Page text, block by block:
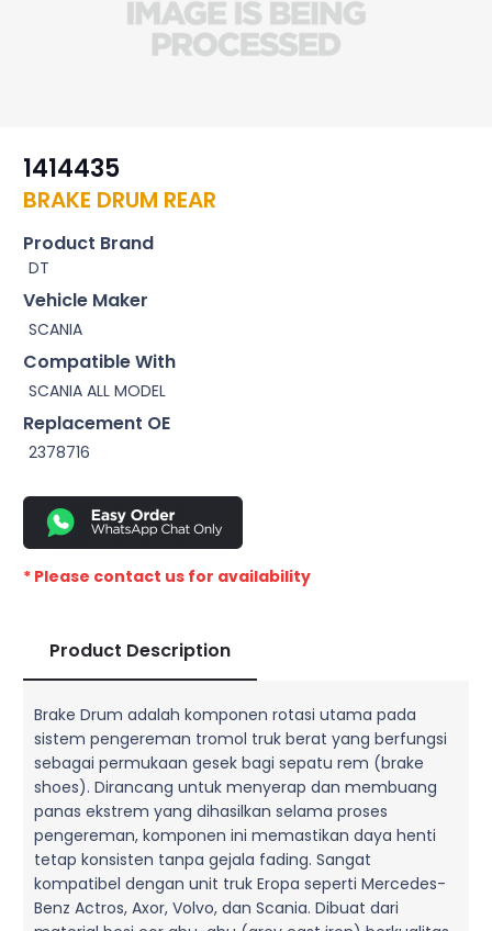
1414435
BRAKE DRUM REAR
Product Brand
DT
Vehicle Maker
SCANIA
Compatible With
SCANIA ALL MODEL
Replacement OE
2378716
* Please contact us for availability
Product Description
Brake Drum adalah komponen rotasi utama pada
sistem pengereman tromol truk berat yang berfungsi
sebagai permukaan gesek bagi sepatu rem (brake
shoes). Dirancang untuk menyerap dan membuang
panas ekstrem yang dihasilkan selama proses
pengereman, komponen ini memastikan daya henti
tetap konsisten tanpa gejala fading. Sangat
kompatibel dengan unit truk Eropa seperti Mercedes-
Benz Actros, Axor, Volvo, dan Scania. Dibuat dari